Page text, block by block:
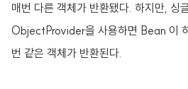
매번 다른 객체가 반환됐다. 하지만, 싱
ObjectProvider을 사용하면 Bean 이
번 같은 객체가 반환된다.